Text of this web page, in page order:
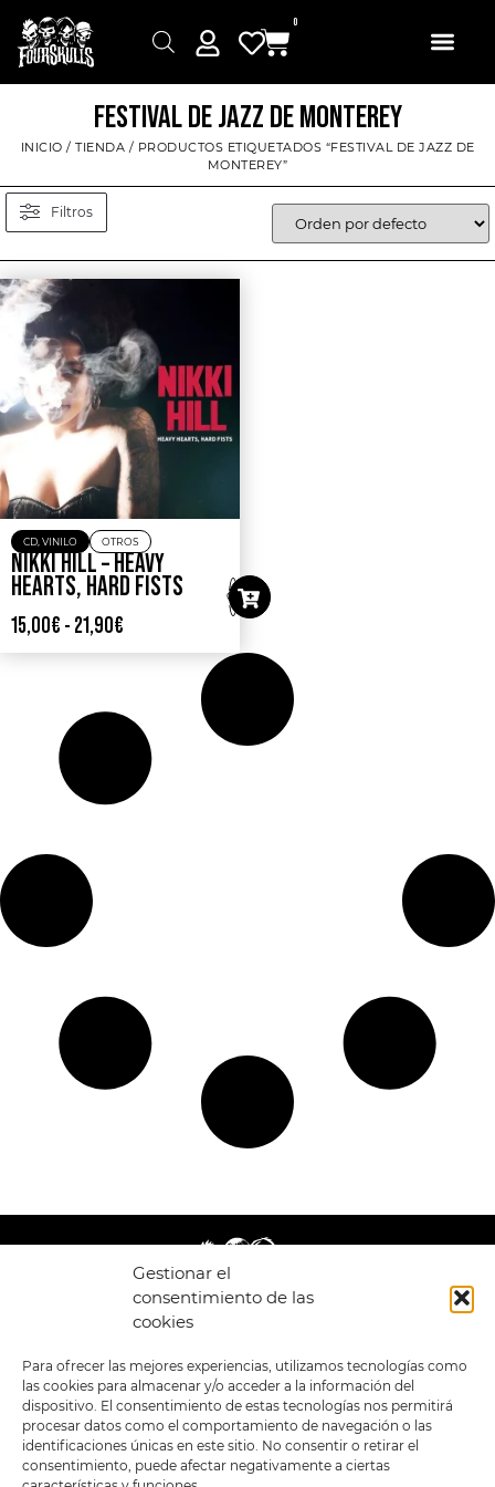
Gestionar el
consentimiento de las
cookies
Para ofrecer las mejores experiencias, utilizamos tecnologías como
las cookies para almacenar y/o acceder a la información del
dispositivo. El consentimiento de estas tecnologías nos permitirá
procesar datos como el comportamiento de navegación o las
identificaciones únicas en este sitio. No consentir o retirar el
consentimiento, puede afectar negativamente a ciertas
0
FESTIVAL DE JAZZ DE MONTEREY
INICIO / TIENDA / PRODUCTOS ETIQUETADOS “FESTIVAL DE JAZZ DE
MONTEREY”
Filtros
CD, VINILO OTROS
NIKKI HILL – HEAVY
HEARTS, HARD FISTS
15,00€ - 21,90€
LEGAL
POLÍTICA DE
PRIVACIDAD
TÉRMINOS Y
CONDICIONES
GENERALES DE LA
ENLACES
TIENDA
ESTILOS
FORMATOS
PREVENTAS
OFERTAS
MERCHANDISING